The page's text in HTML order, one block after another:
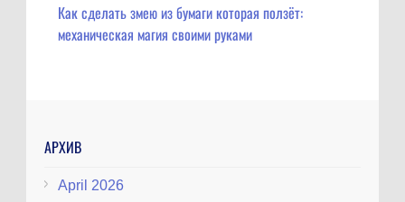
Как сделать змею из бумаги которая ползёт:
механическая магия своими руками
АРХИВ
April 2026